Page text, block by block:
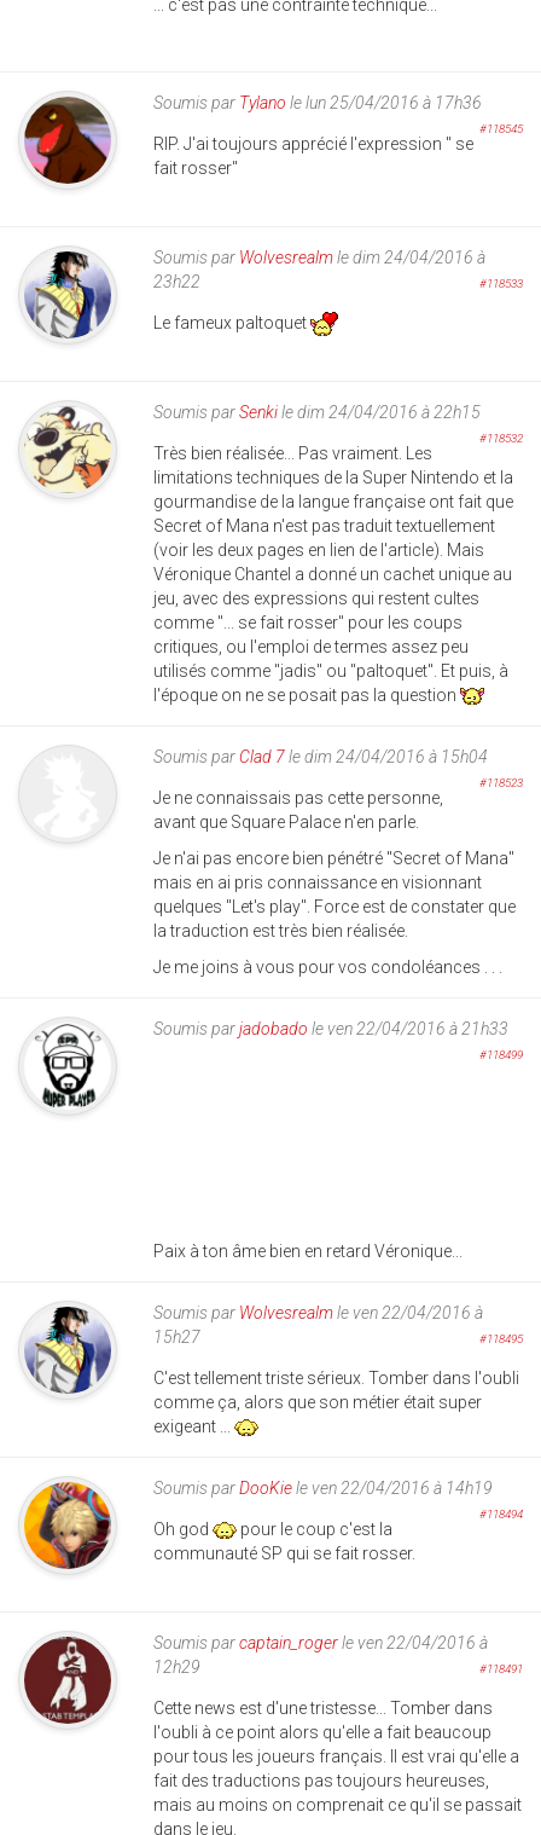
... c'est pas une contrainte technique...
Soumis par Tylano le lun 25/04/2016 à 17h36
#118545
RIP. J'ai toujours apprécié l'expression " se
fait rosser"
Soumis par Wolvesrealmle dim 24/04/2016 à
23h22
#118533
Le fameux paltoquet
Soumis parSenkile dim 24/04/2016 à 22h15
#118532
Très bien réalisée... Pas vraiment. Les
limitations techniques de la Super Nintendo et la
gourmandise de la langue française ont fait que
Secret of Mana n'est pas traduit textuellement
(voir les deux pages en lien de l'article). Mais
Véronique Chantel a donné un cachet unique au
jeu, avec des expressions qui restent cultes
comme "... se fait rosser" pour les coups
critiques, ou l'emploi de termes assez peu
utilisés comme "jadis" ou "paltoquet". Et puis, à
l'époque on ne se posait pas la question
Soumis par Clad 7le dim 24/04/2016 à 15h04
#118523
Je ne connaissais pas cette personne,
avant que Square Palace n'en parle.
Je n'ai pas encore bien pénétré "Secret of Mana"
mais en ai pris connaissance en visionnant
quelques "Let's play". Force est de constater que
la traduction est très bien réalisée.
Je me joins à vous pour vos condoléances . . .
Soumis parjadobado le ven 22/04/2016 à 21h33
#118499
Paix à ton âme bien en retard Véronique...
Soumis par Wolvesrealmle ven 22/04/2016 à
15h27
#118495
C'est tellement triste sérieux. Tomber dans l'oubli
comme ça, alors que son métier était super
exigeant ...
Soumis parDooKiele ven 22/04/2016 à 14h19
#118494
Oh god
pour le coup c'est la
communauté SP qui se fait rosser.
Soumis parcaptain_rogerle ven 22/04/2016 à
12h29
#118491
Cette news est d'une tristesse... Tomber dans
l'oubli à ce point alors qu'elle a fait beaucoup
pour tous les joueurs français. Il est vrai qu'elle a
fait des traductions pas toujours heureuses,
mais au moins on comprenait ce qu'il se passait
dans le jeu.